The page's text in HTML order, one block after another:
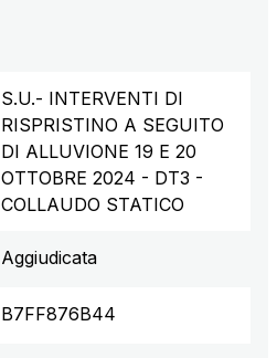
S.U.- INTERVENTI DI
RISPRISTINO A SEGUITO
DI ALLUVIONE 19 E 20
OTTOBRE 2024 - DT3 -
COLLAUDO STATICO
Aggiudicata
B7FF876B44